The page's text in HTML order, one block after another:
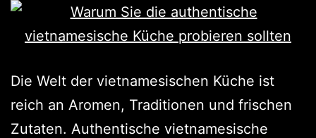
Die Welt der vietnamesischen Küche ist
reich an Aromen, Traditionen und frischen
Zutaten. Authentische vietnamesische